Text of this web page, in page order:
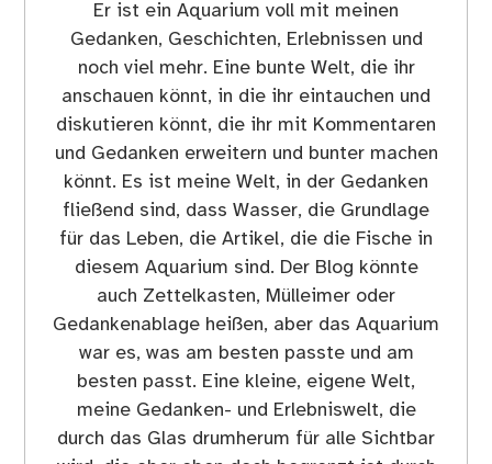
Er ist ein Aquarium voll mit meinen
Gedanken, Geschichten, Erlebnissen und
noch viel mehr. Eine bunte Welt, die ihr
anschauen könnt, in die ihr eintauchen und
diskutieren könnt, die ihr mit Kommentaren
und Gedanken erweitern und bunter machen
könnt. Es ist meine Welt, in der Gedanken
fließend sind, dass Wasser, die Grundlage
für das Leben, die Artikel, die die Fische in
diesem Aquarium sind. Der Blog könnte
auch Zettelkasten, Mülleimer oder
Gedankenablage heißen, aber das Aquarium
war es, was am besten passte und am
besten passt. Eine kleine, eigene Welt,
meine Gedanken- und Erlebniswelt, die
durch das Glas drumherum für alle Sichtbar